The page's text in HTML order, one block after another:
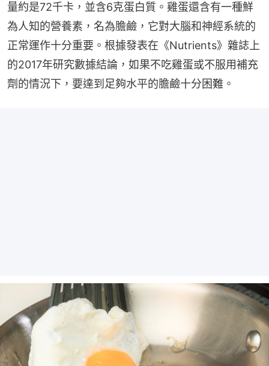
量約是72千卡，並含6克蛋白質。雞蛋還含有一種鮮
為人知的營養素，名為膽鹼，它對大腦和神經系統的
正常運作十分重要。根據發表在《Nutrients》雜誌上
的2017年研究數據結論，如果不吃雞蛋或不服用補充
劑的情況下，要達到足夠水平的膽鹼十分困難。